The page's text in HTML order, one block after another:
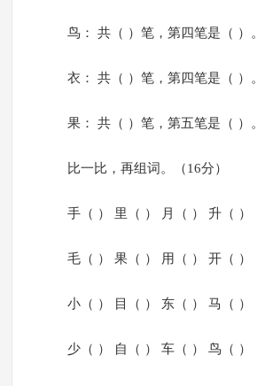
鸟： 共（ ）笔，第四笔是（ ）。
衣： 共（ ）笔，第四笔是（ ）。
果： 共（ ）笔，第五笔是（ ）。
比一比，再组词。（16分）
手（ ） 里（ ） 月（ ） 升（ ）
毛（ ） 果（ ） 用（ ） 开（ ）
小（ ） 目（ ） 东（ ） 马（ ）
少（ ） 自（ ） 车（ ） 鸟（ ）